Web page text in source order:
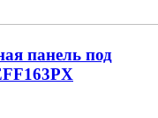
панель под